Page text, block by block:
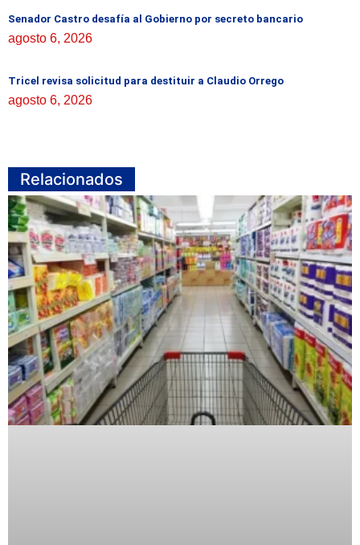
Senador Castro desafía al Gobierno por secreto bancario
agosto 6, 2026
Tricel revisa solicitud para destituir a Claudio Orrego
agosto 6, 2026
Relacionados